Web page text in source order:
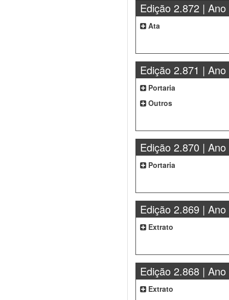
Edição 2.872 | Ano
Ata
Edição 2.871 | Ano
Portaria
Outros
Edição 2.870 | Ano
Portaria
Edição 2.869 | Ano
Extrato
Edição 2.868 | Ano
Extrato